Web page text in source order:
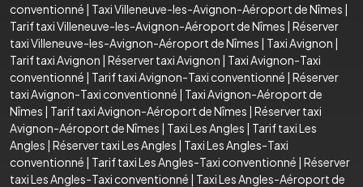
conventionné | Taxi Villeneuve-les-Avignon-Aéroport de Nîmes |
Tarif taxi Villeneuve-les-Avignon-Aéroport de Nîmes | Réserver
taxi Villeneuve-les-Avignon-Aéroport de Nîmes | Taxi Avignon |
Tarif taxi Avignon | Réserver taxi Avignon | Taxi Avignon-Taxi
conventionné | Tarif taxi Avignon-Taxi conventionné | Réserver
taxi Avignon-Taxi conventionné | Taxi Avignon-Aéroport de
Nîmes | Tarif taxi Avignon-Aéroport de Nîmes | Réserver taxi
Avignon-Aéroport de Nîmes | Taxi Les Angles | Tarif taxi Les
Angles | Réserver taxi Les Angles | Taxi Les Angles-Taxi
conventionné | Tarif taxi Les Angles-Taxi conventionné | Réserver
taxi Les Angles-Taxi conventionné | Taxi Les Angles-Aéroport de